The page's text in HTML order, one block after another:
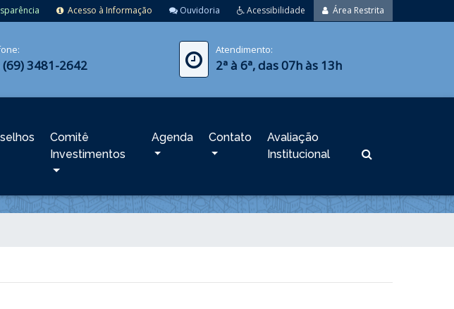
Área Restrita
Acessibilidade
Ouvidoria
Acesso à Informação
(69) 3481-2642
Atendimento:
2ª à 6ª, das 07h às 13h
Comitê
Investimentos
Agenda Contato
Avaliação
Institucional